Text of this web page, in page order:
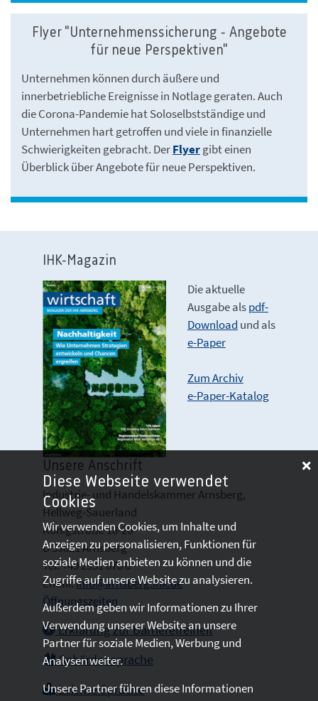
Flyer "Unternehmenssicherung - Angebote
für neue Perspektiven"
Unternehmen können durch äußere und
innerbetriebliche Ereignisse in Notlage geraten. Auch
die Corona-Pandemie hat Soloselbstständige und
Unternehmen hart getroffen und viele in finanzielle
Schwierigkeiten gebracht. DerFlyergibt einen
Überblick über Angebote für neue Perspektiven.
IHK-Magazin
Die aktuelle
Ausgabe alspdf-
Download und als
e-Paper
Zum Archiv
e-Paper-Katalog
Unsere Anschrift
Industrie- und Handelskammer Arnsberg,
Hellweg-Sauerland
Königstraße 18-20
D 59821 Arnsberg
Tel: +49 2931 878 0
Email:info@arnsberg.ihk.de
Öffnungszeiten
Erklärung zur Barrierefreiheit
Gebärdensprache
Leichte Sprache
Diese Webseite verwendet
Cookies
Wir verwenden Cookies, um Inhalte und
Anzeigen zu personalisieren, Funktionen für
soziale Medien anbieten zu können und die
Zugriffe auf unsere Website zu analysieren.
Außerdem geben wir Informationen zu Ihrer
Verwendung unserer Website an unsere
Partner für soziale Medien, Werbung und
Analysen weiter.
Unsere Partner führen diese Informationen